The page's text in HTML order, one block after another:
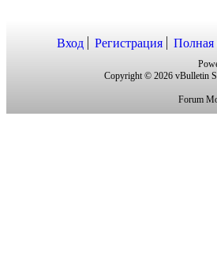
Вход Регистрация Полная
Copyright © 2026 vBulletin
Forum